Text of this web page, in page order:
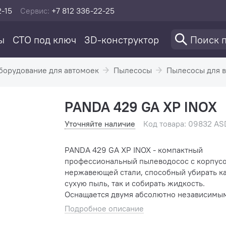
15 Сервис: +7 812 336-22-25
СТО под ключ 3D-конструктор
для автомоек Пылесосы Пылесосы для
PANDA 429 GA XP INOX
Уточняйте наличие Код товара: 09832
PANDA 429 GA XP INOX - компактный
профессиональный пылеводосос с
нержавеющей стали, способный убирать
сухую пыль, так и собирать жидкость.
Оснащается двумя абсолютно
турбинами. Благодаря данному пылесосу
обеспечивается эффективная сухая или
Подробное описание